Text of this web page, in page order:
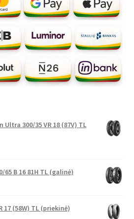
Ultra 300/35 VR 18 (87V) TL
65 B 16 81H TL (galinė)
17 (58W) TL (priekinė)